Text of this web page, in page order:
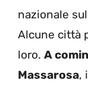
nazionale
Alcune città
loro. A
Massarosa,